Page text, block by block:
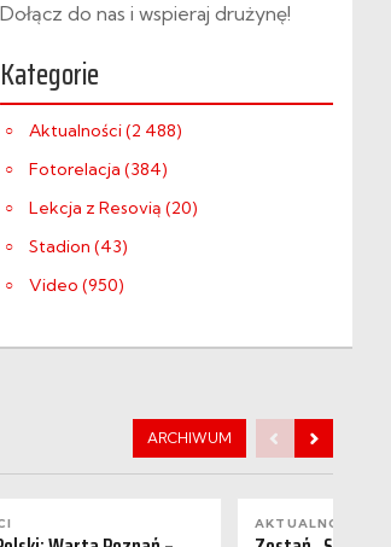
Dołącz do nas i wspieraj drużynę!
Kategorie
Aktualności (2 488)
Fotorelacja (384)
Lekcja z Resovią (20)
Stadion (43)
Video (950)
ARCHIWUM
AKTUALNOŚCI